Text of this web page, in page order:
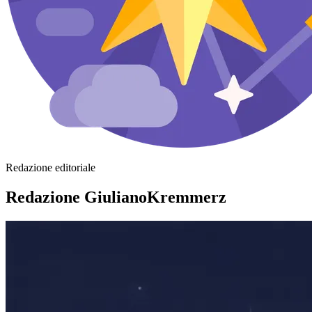
Redazione editoriale
Redazione GiulianoKremmerz